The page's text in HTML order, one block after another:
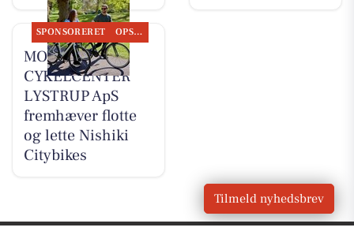
SPONSORERET OPSLAGSTAVLEN
MOSQUITO
CYKELCENTER
LYSTRUP ApS
fremhæver flotte
og lette Nishiki
Citybikes
Tilmeld nyhedsbrev